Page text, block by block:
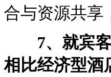
合与资源共享
7、就宾客
相比经济型酒